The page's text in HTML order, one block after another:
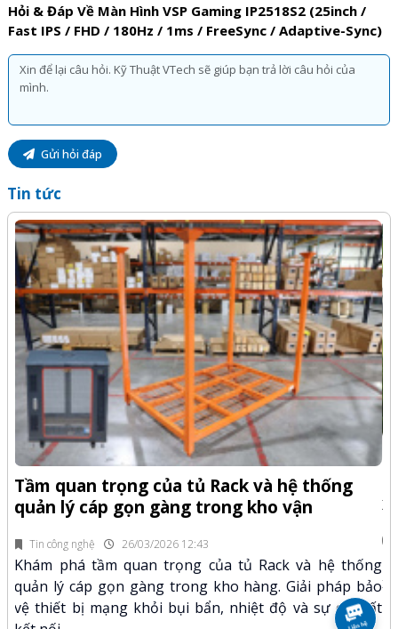
Hỏi & Đáp Về Màn Hình VSP Gaming IP2518S2 (25inch /
Fast IPS / FHD / 180Hz / 1ms / FreeSync / Adaptive-Sync)
Gửi hỏi đáp
Tin tức
Tin công nghệ 26/03/2026 12:43
Tầm quan trọng của tủ Rack và hệ thống
quản lý cáp gọn gàng trong kho vận
Khám phá tầm quan trọng của tủ Rack và hệ thống
quản lý cáp gọn gàng trong kho hàng. Giải pháp bảo
vệ thiết bị mạng khỏi bụi bẩn, nhiệt độ và sự cố mất